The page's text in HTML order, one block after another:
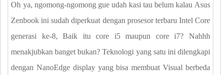
Oh ya, ngomong-ngomong gue udah kasi tau belum kalau Asus
Zenbook ini sudah diperkuat dengan prosesor terbaru Intel Core
generasi ke-8, Baik itu core i5 maupun core i7? Nahhh
menakjubkan banget bukan? Teknologi yang satu ini dilengkapi
dengan NanoEdge display yang bisa membuat Visual berbeda